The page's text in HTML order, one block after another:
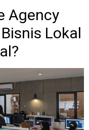
Agency
Lokal